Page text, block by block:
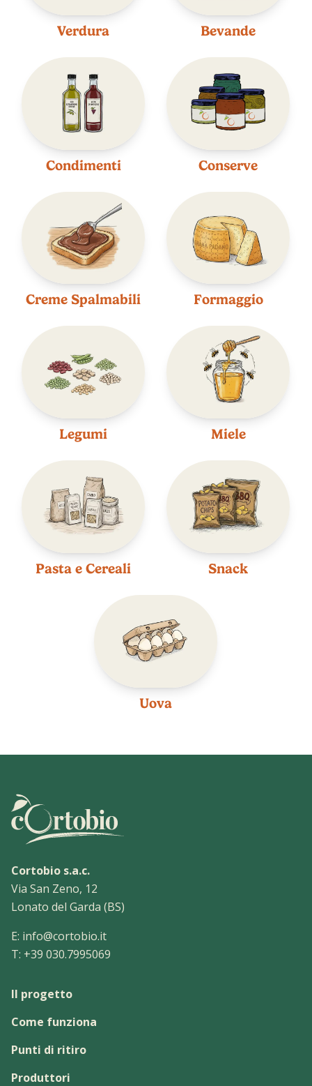
Verdura Bevande
Condimenti Conserve
Creme Spalmabili Formaggio
Legumi Miele
Pasta e Cereali Snack
Uova
Cortobio s.a.c.
Via San Zeno, 12
Lonato del Garda (BS)
E: info@cortobio.it
T: +39 030.7995069
Il progetto
Come funziona
Punti di ritiro
Produttori